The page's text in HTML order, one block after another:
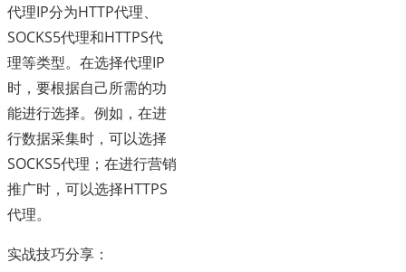
代理IP分为HTTP代理、
SOCKS5代理和HTTPS代
理等类型。在选择代理IP
时，要根据自己所需的功
能进行选择。例如，在进
行数据采集时，可以选择
SOCKS5代理；在进行营销
推广时，可以选择HTTPS
代理。
实战技巧分享：